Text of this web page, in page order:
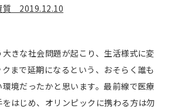
質 2019.12.10
きな社会問題が起こり、生活様式に変
まで延期になるという、おそらく誰も
境だったかと思います。最前線で医療
はじめ、オリンピックに携わる方は勿